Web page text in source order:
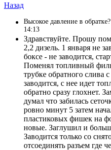
Назад
Высокое давление в
14:13
Здравствуйте. Прошу
2,2 дизель. 1 января не
боксе - не заводится,
Поменял топливный
трубке обратного
заводится, с нее идет
обратно сразу глохнет.
думал что забилась
ровно минут 5 затем
пластиковых фишек на
новые. Заглушил и
Заводится только со
отсоединять разъем где